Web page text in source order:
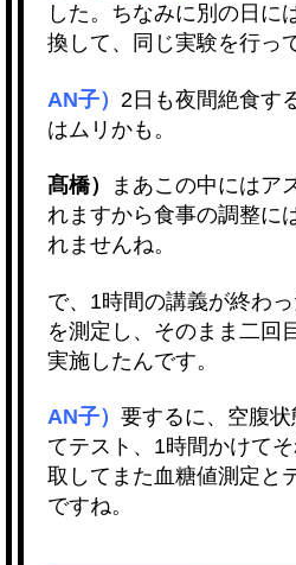
した。ちなみに別の日に
換して、同じ実験を行っ
AN子） 2日も夜間絶食す
はムリかも。
髙橋）
まあこの中にはア
れますから食事の調整に
れませんね。
で、1時間の講義が終わ
を測定し、そのまま二回
実施したんです。
AN子） 要するに、空腹
てテスト、1時間かけて
取してまた血糖値測定と
ですね。